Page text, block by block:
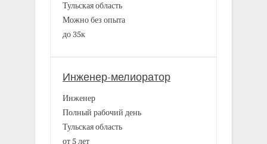
Тульская область
Можно без опыта
до 35к
Инженер-мелиоратор
Инженер
Полный рабочий день
Тульская область
от 5 лет